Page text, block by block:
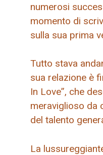
numerosi
momento di
sulla sua prima
Tutto stava
sua relazione è
In Love”, che
meraviglioso da
del talento
La